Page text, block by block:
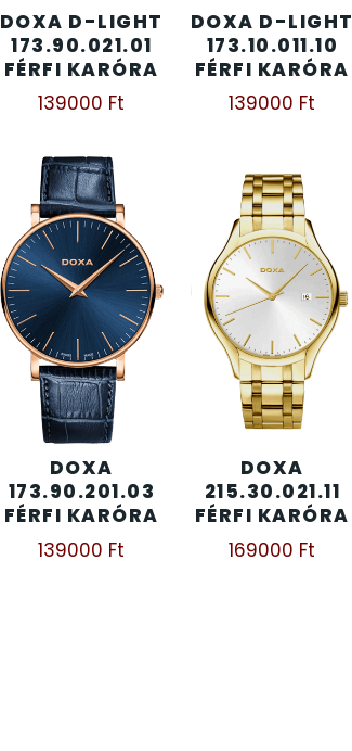
DOXA D-LIGHT
173.90.021.01
FÉRFI KARÓRA
139000 Ft
DOXA D-LIGHT
173.10.011.10
FÉRFI KARÓRA
139000 Ft
DOXA
173.90.201.03
FÉRFI KARÓRA
139000 Ft
DOXA
215.30.021.11
FÉRFI KARÓRA
169000 Ft
226
237
91